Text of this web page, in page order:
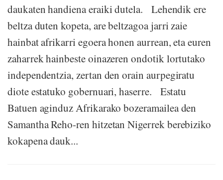
daukaten handiena eraiki dutela. Lehendik ere
beltza duten kopeta, are beltzagoa jarri zaie
hainbat afrikarri egoera honen aurrean, eta euren
zaharrek hainbeste oinazeren ondotik lortutako
independentzia, zertan den orain aurpegiratu
diote estatuko gobernuari, haserre. Estatu
Batuen aginduz Afrikarako bozeramailea den
Samantha Reho-ren hitzetan Nigerrek berebiziko
kokapena dauk...